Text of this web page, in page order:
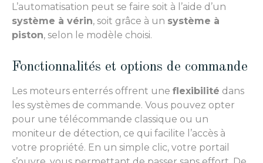
L’automatisation peut se faire soit à l’aide d’un
système à vérin, soit grâce à un système à
piston, selon le modèle choisi.
Fonctionnalités et options de commande
Les moteurs enterrés offrent une flexibilité dans
les systèmes de commande. Vous pouvez opter
pour une télécommande classique ou un
moniteur de détection, ce qui facilite l’accès à
votre propriété. En un simple clic, votre portail